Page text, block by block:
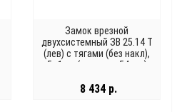
Замок врезной
двухсистемный ЗВ 25.14 Т
(лев) с тягами (без накл),
5+1 кл (длин. кл. 54 мм)
8 434 р.